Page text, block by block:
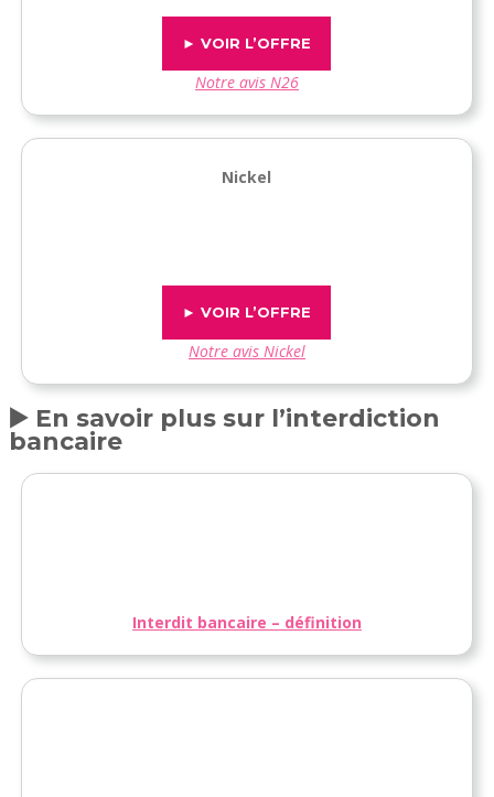
► VOIR L’OFFRE
Notre avis N26
Nickel
► VOIR L’OFFRE
Notre avis Nickel
▶️ En savoir plus sur l’interdiction
bancaire
Interdit bancaire – définition